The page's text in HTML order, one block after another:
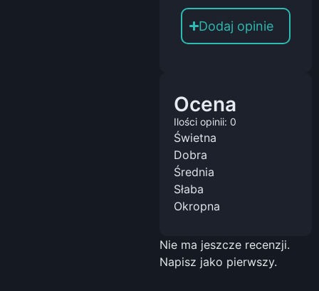
Dodaj opinie
Ocena
Ilości opinii: 0
Świetna
Dobra
Średnia
Słaba
Okropna
Nie ma jeszcze recenzji.
Napisz jako pierwszy.